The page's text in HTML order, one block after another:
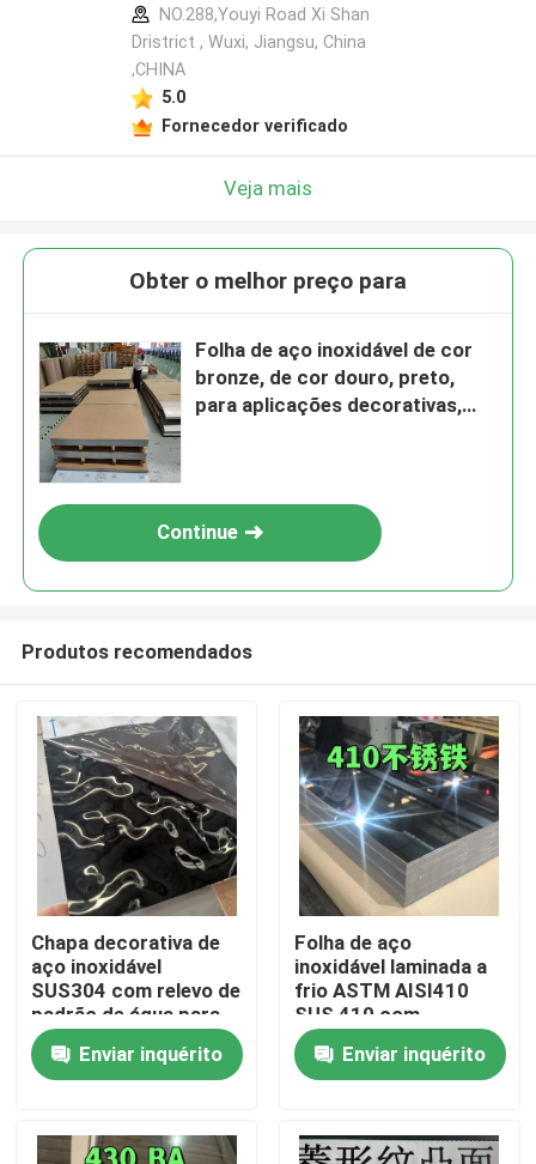
Para casa
Produtos
Vídeos
NO.288,Youyi Road Xi Shan
Dristrict , Wuxi, Jiangsu, China
,CHINA
5.0
Fornecedor verificado
Veja mais
Obter o melhor preço para
Folha de aço inoxidável de cor
bronze, de cor douro, preto,
para aplicações decorativas,
Continue
Produtos recomendados
Chapa decorativa de
aço inoxidável
SUS304 com relevo de
padrão de água para
uso arquitetônico
externoEnviar inquérito
Folha de aço
inoxidável laminada a
frio ASTM AISI410
SUS 410 com
superfície polida BA
0,8*1220*2440
Enviar inquérito